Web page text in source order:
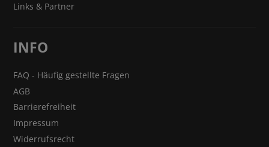
Links & Partner
INFO
FAQ - Häufig gestellte Fragen
AGB
Barrierefreiheit
Impressum
Widerrufsrecht